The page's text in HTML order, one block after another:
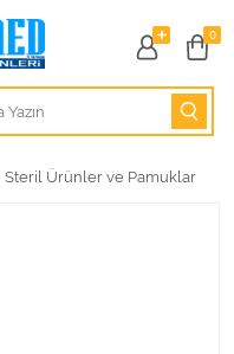
0
Steril Ürünler ve Pamuklar